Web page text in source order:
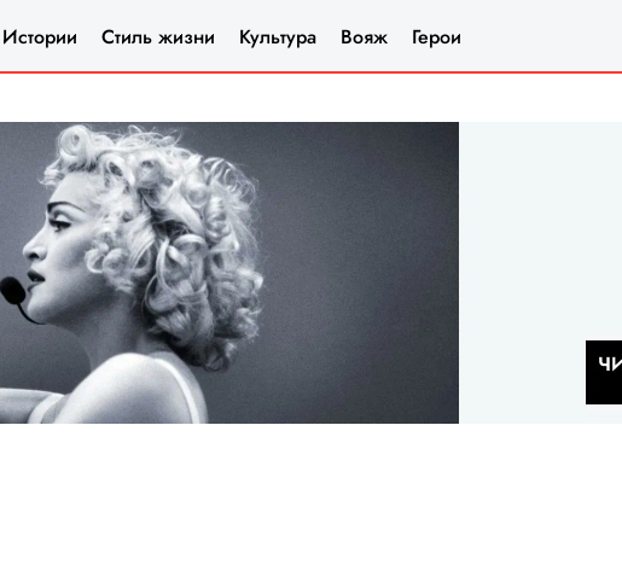
Истории Стиль жизни Культура Вояж Герои